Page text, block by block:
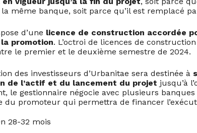
même banque, soit parce qu’il est remplacé
d’une licence de construction accordée
promotion. L’octroi de licences de
le premier et le deuxième semestre de 2024.
des investisseurs d’Urbanitae sera destinée à
de l’actif et du lancement du projet jusqu’à
le gestionnaire négocie avec plusieurs
du promoteur qui permettra de financer
28-32 mois